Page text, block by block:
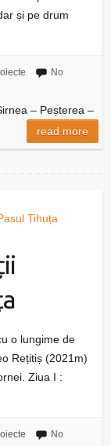
și pe drum
No
– Peșterea –
read more
o lungime de
Rețitiș (2021m)
Ziua I :
No